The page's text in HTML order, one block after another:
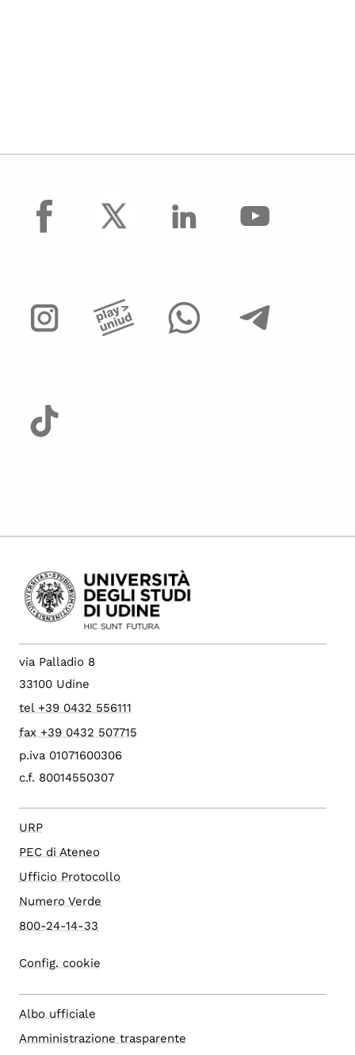
facebook
via Palladio 8
33100 Udine
tel +39 0432 556111
fax +39 0432 507715
p.iva 01071600306
c.f. 80014550307
URP
PEC di Ateneo
Ufficio Protocollo
Numero Verde
800-24-14-33
Config. cookie
Albo ufficiale
Amministrazione trasparente